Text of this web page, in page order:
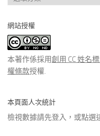
看
類
文
章
網站授權
本著作係採用創用 CC 姓名
權條款授權.
本頁面人次統計
檢視數據請先登入，或點選